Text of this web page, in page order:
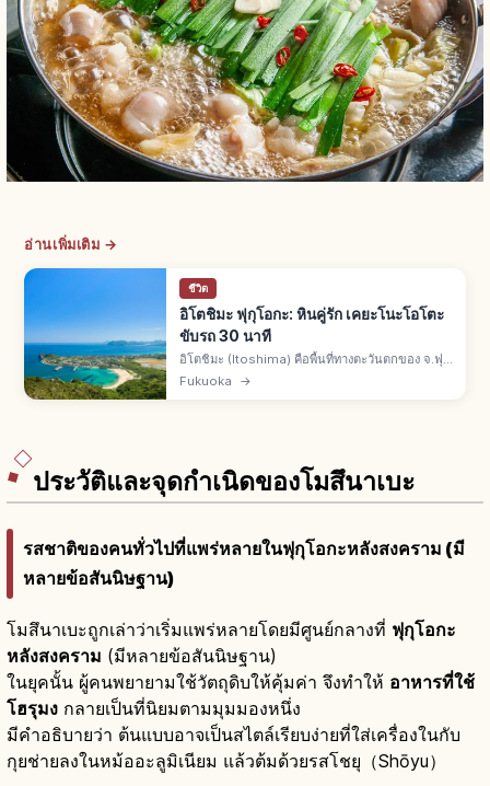
อ่านเพิ่มเติม →
ชีวิต
อิโตชิมะ ฟุกุโอกะ: หินคู่รัก เคยะโนะโอโตะ
ขับรถ 30 นาที
อิโตชิมะ (Itoshima) คือพื้นที่ทางตะวันตกของ จ.ฟุกุ
โอกะ จากตัวเมืองขับรถ 30 นาที ฟุตามิงะอุระมีหิน
Fukuoka →
ประวัติและจุดกำเนิดของโมสึนาเบะ
รสชาติของคนทั่วไปที่แพร่หลายในฟุกุโอกะหลังสงคราม (มี
หลายข้อสันนิษฐาน)
โมสึนาเบะถูกเล่าว่าเริ่มแพร่หลายโดยมีศูนย์กลางที่ ฟุกุโอกะ
หลังสงคราม (มีหลายข้อสันนิษฐาน)
ในยุคนั้น ผู้คนพยายามใช้วัตถุดิบให้คุ้มค่า จึงทำให้ อาหารที่ใช้
โฮรุมง กลายเป็นที่นิยมตามมุมมองหนึ่ง
มีคำอธิบายว่า ต้นแบบอาจเป็นสไตล์เรียบง่ายที่ใส่เครื่องในกับ
กุยช่ายลงในหม้ออะลูมิเนียม แล้วต้มด้วยรสโชยุ（Shōyu）